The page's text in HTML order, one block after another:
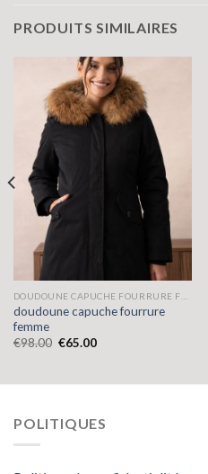
PRODUITS SIMILAIRES
doudoune capuche fourrure
femme
€98.00 €65.00
POLITIQUES